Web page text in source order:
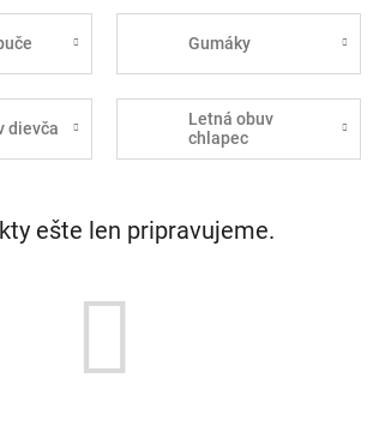
Gumáky
dievča
Letná obuv
chlapec
ešte len pripravujeme.